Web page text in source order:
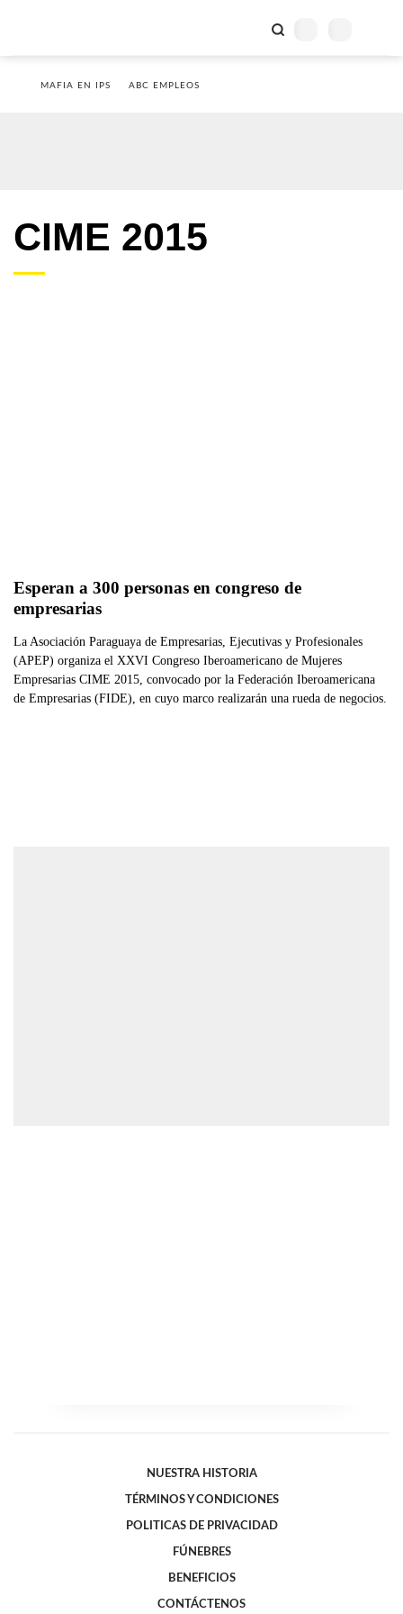
MAFIA EN IPS ABC EMPLEOS
CIME 2015
Esperan a 300 personas en congreso de
empresarias
La Asociación Paraguaya de Empresarias, Ejecutivas y Profesionales
(APEP) organiza el XXVI Congreso Iberoamericano de Mujeres
Empresarias CIME 2015, convocado por la Federación Iberoamericana
de Empresarias (FIDE), en cuyo marco realizarán una rueda de negocios.
NUESTRA HISTORIA
TÉRMINOS Y CONDICIONES
POLITICAS DE PRIVACIDAD
FÚNEBRES
BENEFICIOS
CONTÁCTENOS